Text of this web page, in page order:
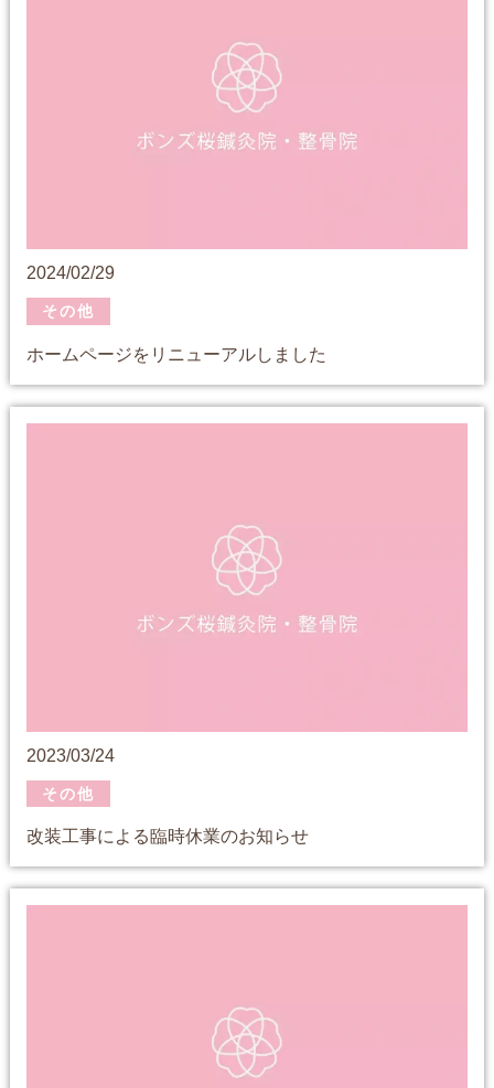
2024/02/29
その他
ホームページをリニューアルしました
2023/03/24
その他
改装工事による臨時休業のお知らせ